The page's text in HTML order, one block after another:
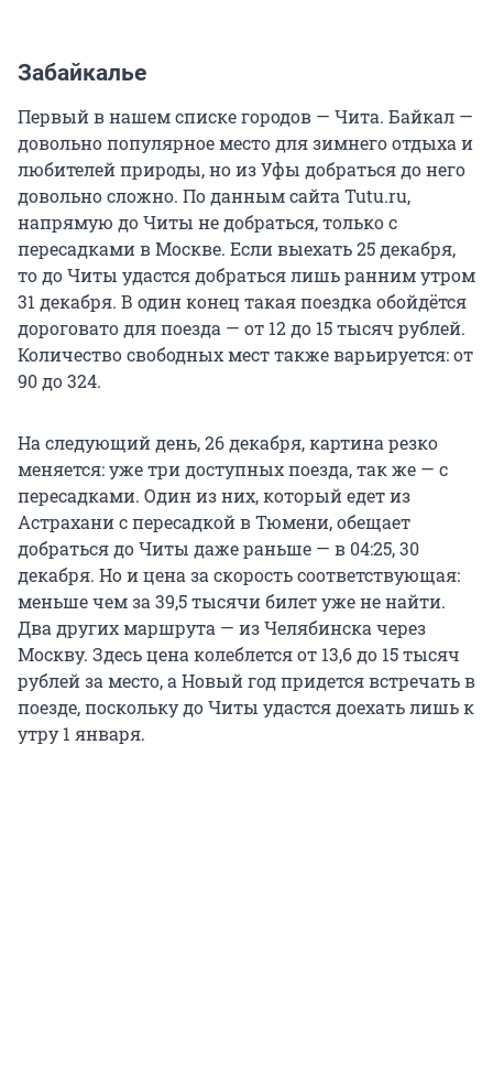
Забайкалье
Первый в нашем списке городов — Чита. Байкал —
довольно популярное место для зимнего отдыха и
любителей природы, но из Уфы добраться до него
довольно сложно. По данным сайта Tutu.ru,
напрямую до Читы не добраться, только с
пересадками в Москве. Если выехать 25 декабря,
то до Читы удастся добраться лишь ранним утром
31 декабря. В один конец такая поездка обойдётся
дороговато для поезда — от 12 до 15 тысяч рублей.
Количество свободных мест также варьируется: от
90 до 324.
На следующий день, 26 декабря, картина резко
меняется: уже три доступных поезда, так же — с
пересадками. Один из них, который едет из
Астрахани с пересадкой в Тюмени, обещает
добраться до Читы даже раньше — в 04:25, 30
декабря. Но и цена за скорость соответствующая:
меньше чем за 39,5 тысячи билет уже не найти.
Два других маршрута — из Челябинска через
Москву. Здесь цена колеблется от 13,6 до 15 тысяч
рублей за место, а Новый год придется встречать в
поезде, поскольку до Читы удастся доехать лишь к
утру 1 января.